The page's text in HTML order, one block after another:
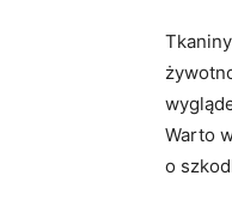
Warto
o